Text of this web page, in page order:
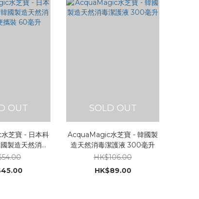
OUT
芝寶 - 日本科
製造天然消毒
裝 60毫升
SOLD OUT
AcquaMagic水芝寶 - 韓國製
造天然消毒潔護液 300毫升
HK$106.00
HK$89.00